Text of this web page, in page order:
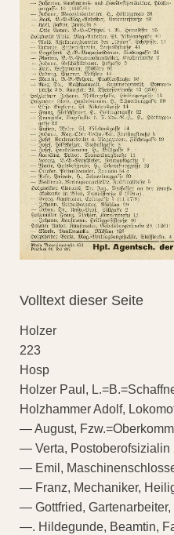
Volltext dieser Seite
Holzer
223
Hosp
Holzer Paul,
Holzhammer Adolf,
— August,
— Verta, Postoberofsizialin
— Emil,
— Franz, Mechaniker,
— Gottfried,
—. Hildegunde, Beamtin,